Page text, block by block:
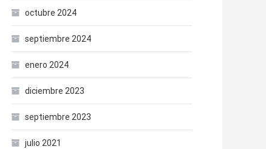
octubre 2024
septiembre 2024
enero 2024
diciembre 2023
septiembre 2023
julio 2021